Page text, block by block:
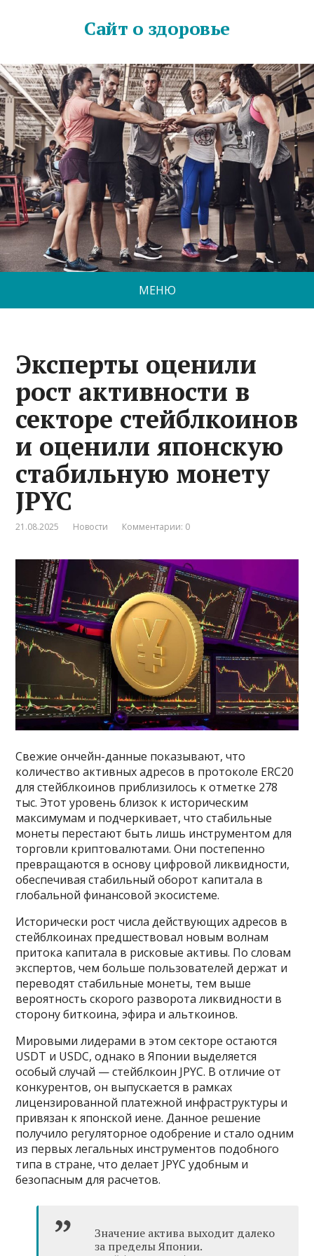
Сайт о здоровье
МЕНЮ
Эксперты оценили
рост активности в
секторе стейблкоинов
и оценили японскую
стабильную монету
JPYC
21.08.2025 Новости Комментарии: 0
Свежие ончейн-данные показывают, что
количество активных адресов в протоколе ERC20
для стейблкоинов приблизилось к отметке 278
тыс. Этот уровень близок к историческим
максимумам и подчеркивает, что стабильные
монеты перестают быть лишь инструментом для
торговли криптовалютами. Они постепенно
превращаются в основу цифровой ликвидности,
обеспечивая стабильный оборот капитала в
глобальной финансовой экосистеме.
Исторически рост числа действующих адресов в
стейблкоинах предшествовал новым волнам
притока капитала в рисковые активы. По словам
экспертов, чем больше пользователей держат и
переводят стабильные монеты, тем выше
вероятность скорого разворота ликвидности в
сторону биткоина, эфира и альткоинов.
Мировыми лидерами в этом секторе остаются
USDT и USDC, однако в Японии выделяется
особый случай — стейблкоин JPYC. В отличие от
конкурентов, он выпускается в рамках
лицензированной платежной инфраструктуры и
привязан к японской иене. Данное решение
получило регуляторное одобрение и стало одним
из первых легальных инструментов подобного
типа в стране, что делает JPYC удобным и
безопасным для расчетов.
Значение актива выходит далеко
за пределы Японии.